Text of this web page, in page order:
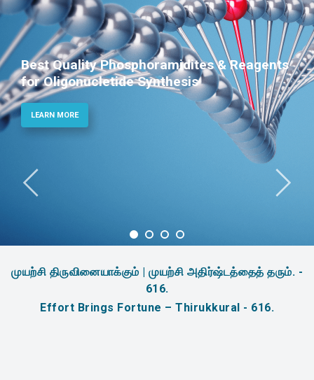
& Reagents
Phosphoramidites for
Therapeutic
LEARN MORE
முயற்சி திருவினையாக்கும் | முயற்சி அதிர்ஷ்டத்தைத் தரும். -
616.
Effort Brings Fortune – Thirukkural - 616.